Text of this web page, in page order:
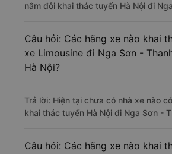
nằm đôi khai thác tuyến Hà Nội đi
Câu hỏi: Các hãng xe nào khai
xe Limousine đi Nga Sơn -
Hà Nội?
Trả lời: Hiện tại chưa có nhà xe nào
khai thác tuyến Hà Nội đi Nga Sơn -
Câu hỏi: Các hãng xe nào khai